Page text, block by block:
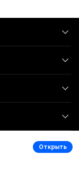
Открыть